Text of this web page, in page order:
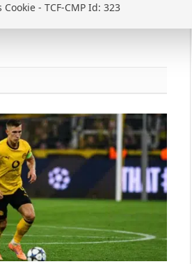
Cookie - TCF-CMP Id: 323